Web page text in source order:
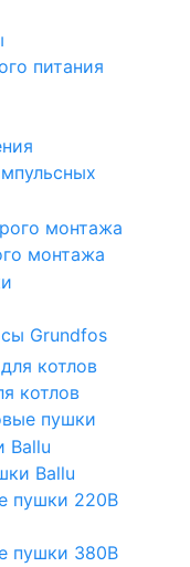
питания
монтажа
Grundfos
котлов
пушки
Ballu
Ballu
пушки 220В
пушки 380В